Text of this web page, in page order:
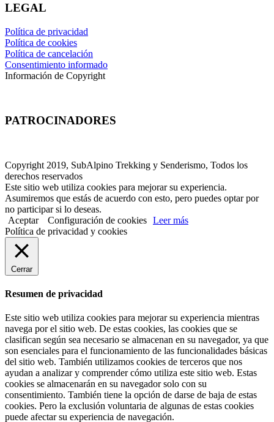
LEGAL
Política de privacidad
Política de cookies
Política de cancelación
Consentimiento informado
Información de Copyright
PATROCINADORES
Copyright 2019, SubAlpino Trekking y Senderismo, Todos los
derechos reservados
Este sitio web utiliza cookies para mejorar su experiencia.
Asumiremos que estás de acuerdo con esto, pero puedes optar por
no participar si lo deseas.
Aceptar
Configuración de cookies Leer más
Política de privacidad y cookies
Cerrar
Resumen de privacidad
Este sitio web utiliza cookies para mejorar su experiencia mientras
navega por el sitio web. De estas cookies, las cookies que se
clasifican según sea necesario se almacenan en su navegador, ya que
son esenciales para el funcionamiento de las funcionalidades básicas
del sitio web. También utilizamos cookies de terceros que nos
ayudan a analizar y comprender cómo utiliza este sitio web. Estas
cookies se almacenarán en su navegador solo con su
consentimiento. También tiene la opción de darse de baja de estas
cookies. Pero la exclusión voluntaria de algunas de estas cookies
puede afectar su experiencia de navegación.